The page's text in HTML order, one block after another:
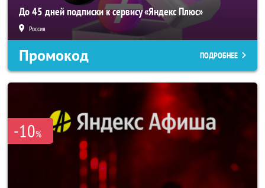
До 45 дней подписки к сервису «Яндекс Плюс»
Россия
Промокод ПОДРОБНЕЕ
-10%